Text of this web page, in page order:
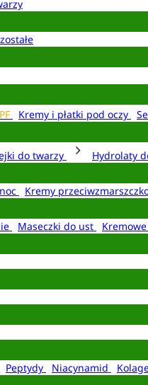
Kremy i płatki pod oczy
do twarzy Hydrolaty
Kremy
Maseczki do ust
Peptydy Niacynamid